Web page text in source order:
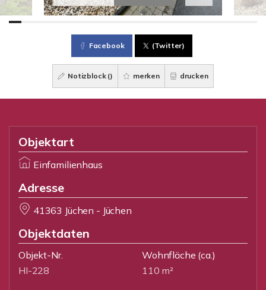
Facebook (Twitter)
Notizblock () merken drucken
Objektart
Einfamilienhaus
Adresse
41363 Jüchen - Jüchen
Objektdaten
Objekt-Nr.
HI-228
Wohnfläche (ca.)
110 m²